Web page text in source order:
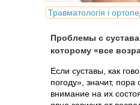
Травматологія і
Проблемы с
которому «все
Если суставы, как
погоду», значит, пора
внимание на их